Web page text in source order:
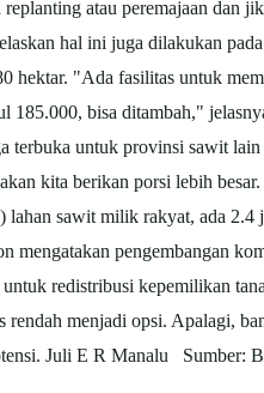
atau peremajaan dan
hal ini juga dilakukan
hektar. "Ada fasilitas untuk
185.000, bisa ditambah,"
terbuka untuk provinsi sawit lain
kita berikan porsi lebih
lahan sawit milik rakyat, ada 2.4
mengatakan pengembangan
redistribusi kepemilikan
rendah menjadi opsi. Apalagi,
Juli E R Manalu Sumber: